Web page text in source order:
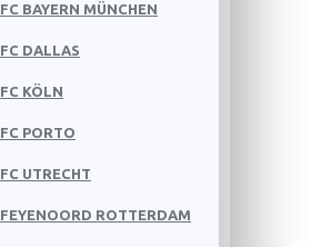
FC BAYERN MÜNCHEN
FC DALLAS
FC KÖLN
FC PORTO
FC UTRECHT
FEYENOORD ROTTERDAM